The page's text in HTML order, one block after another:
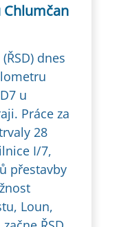
Chlumčan
dnes
u
Práce za
28
I/7,
přestavby
Loun,